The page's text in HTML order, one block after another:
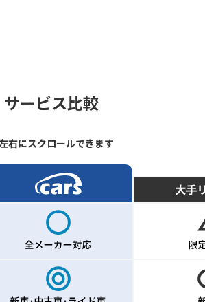
サービス比較
右にスクロールできます